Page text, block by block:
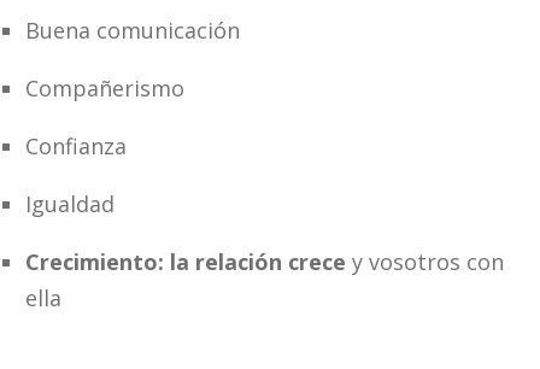
Buena comunicación
Compañerismo
Confianza
Igualdad
Crecimiento: la relación crece y vosotros con
ella